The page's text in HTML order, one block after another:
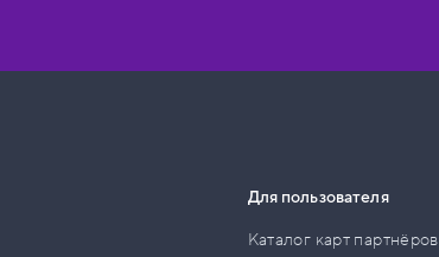
Для пользователя
Каталог карт партнёров